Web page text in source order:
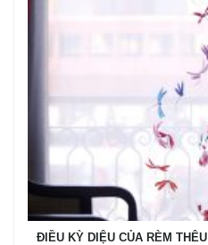
ĐIỀU KỲ DIỆU CỦA RÈM THÊU